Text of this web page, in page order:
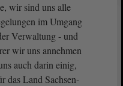
wir sind uns alle
im Umgang
Verwaltung - und
wir uns annehmen
auch darin einig,
das Land Sachsen-